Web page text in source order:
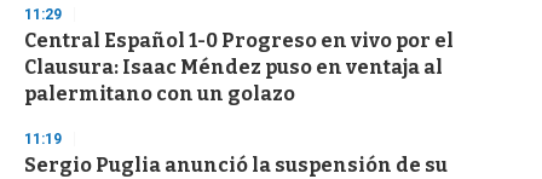
11:29
Central Español 1-0 Progreso en vivo por el
Clausura: Isaac Méndez puso en ventaja al
palermitano con un golazo
11:19
Sergio Puglia anunció la suspensión de su